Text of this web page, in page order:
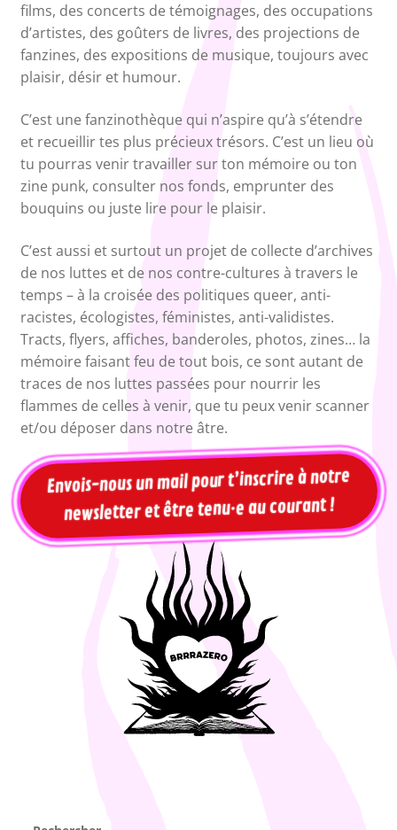
films, des concerts de témoignages, des occupations
d’artistes, des goûters de livres, des projections de
fanzines, des expositions de musique, toujours avec
plaisir, désir et humour.
C’est une fanzinothèque qui n’aspire qu’à s’étendre
et recueillir tes plus précieux trésors. C’est un lieu où
tu pourras venir travailler sur ton mémoire ou ton
zine punk, consulter nos fonds, emprunter des
bouquins ou juste lire pour le plaisir.
C’est aussi et surtout un projet de collecte d’archives
de nos luttes et de nos contre-cultures à travers le
temps – à la croisée des politiques queer, anti-
racistes, écologistes, féministes, anti-validistes.
Tracts, flyers, affiches, banderoles, photos, zines… la
mémoire faisant feu de tout bois, ce sont autant de
traces de nos luttes passées pour nourrir les
flammes de celles à venir, que tu peux venir scanner
et/ou déposer dans notre âtre.
Envois-nous un mail pour t’inscrire à notre
newsletter et être tenu·e au courant !